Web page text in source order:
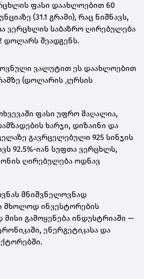
ფასი დაახლოებით 60
(31.1 გრამი), რაც ნიშნავს,
ვერცხლის საბაზრო ღირებულება
დოლარს შეადგენს.
ვალუტით ეს დაახლოებით
(დოლარის კურსის
ფასი უფრო მაღალია,
ხარჯი, დიზაინი და
გავრცელებული 925 სინჯის
92.5%-იან სუფთა ვერცხლს,
ღირებულება ოდნავ
მნიშვნელოვნად
მხოლოდ ინვესტორების
მისი გამოყენება ინდუსტრიაში —
ენერგეტიკასა და